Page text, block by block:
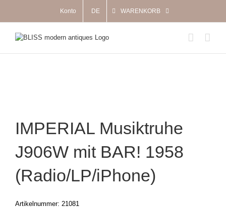
springen
Konto DE WARENKORB
IMPERIAL Musiktruhe
J906W mit BAR! 1958
(Radio/LP/iPhone)
Artikelnummer: 21081